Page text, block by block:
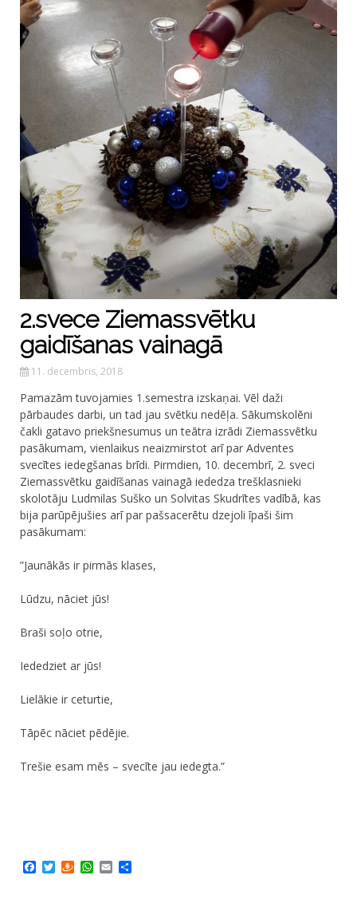
2.svece Ziemassvētku
gaidīšanas vainagā
11. decembris, 2018
Pamazām tuvojamies 1.semestra izskaņai. Vēl daži
pārbaudes darbi, un tad jau svētku nedēļa. Sākumskolēni
čakli gatavo priekšnesumus un teātra izrādi Ziemassvētku
pasākumam, vienlaikus neaizmirstot arī par Adventes
svecītes iedegšanas brīdi. Pirmdien, 10. decembrī, 2. sveci
Ziemassvētku gaidīšanas vainagā iededza trešklasnieki
skolotāju Ludmilas Suško un Solvitas Skudrītes vadībā, kas
bija parūpējušies arī par pašsacerētu dzejoli īpaši šim
pasākumam:
”Jaunākās ir pirmās klases,
Lūdzu, nāciet jūs!
Braši soļo otrie,
Iededziet ar jūs!
Lielākie ir ceturtie,
Tāpēc nāciet pēdējie.
Trešie esam mēs – svecīte jau iedegta.”
Facebook
TwitterDraugiem
WhatsApp
Email